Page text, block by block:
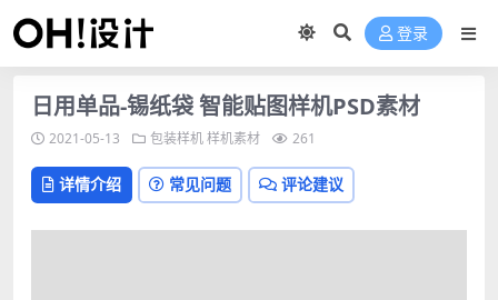
登录
日用单品-锡纸袋 智能贴图样机PSD素材
2021-05-13 包装样机样机素材 261
详情介绍 常见问题 评论建议